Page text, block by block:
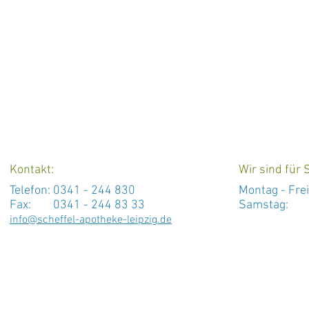
Kontakt:
Telefon: 0341 - 244 830
Fax: 0341 - 244 83 33
info@scheffel-apotheke-leipzig.de
Wir sind für
Montag -